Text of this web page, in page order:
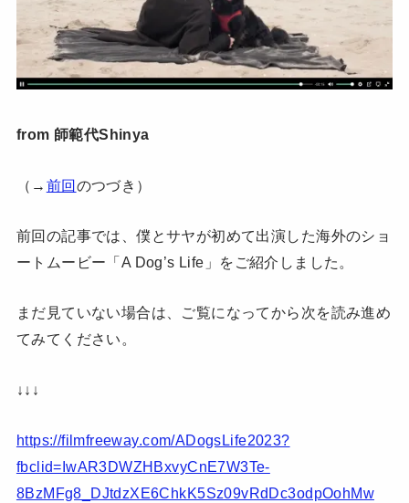
from 師範代Shinya
（→ 前回のつづき）
前回の記事では、僕とサヤが初めて出演した海外のショ
ートムービー「A Dog’s Life」をご紹介しました。
まだ見ていない場合は、ご覧になってから次を読み進め
てみてください。
↓↓↓
https://filmfreeway.com/ADogsLife2023?
fbclid=IwAR3DWZHBxvyCnE7W3Te-
8BzMFg8_DJtdzXE6ChkK5Sz09vRdDc3odpOohMw